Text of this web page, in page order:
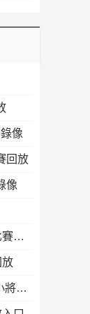
像
回放
像
實時蒙古國立大學vs上海交通大學比賽錄像
放
最新重慶青訓中心2014對中國足球小將藍隊錄像回放